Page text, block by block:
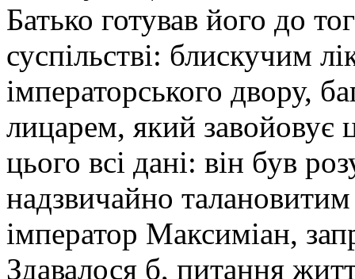
Батько готував його до
суспільстві: блискучим
імператорського двору,
лицарем, який завойовує
цього всі дані: він був
надзвичайно
імператор Максиміан,
Здавалося б, питання